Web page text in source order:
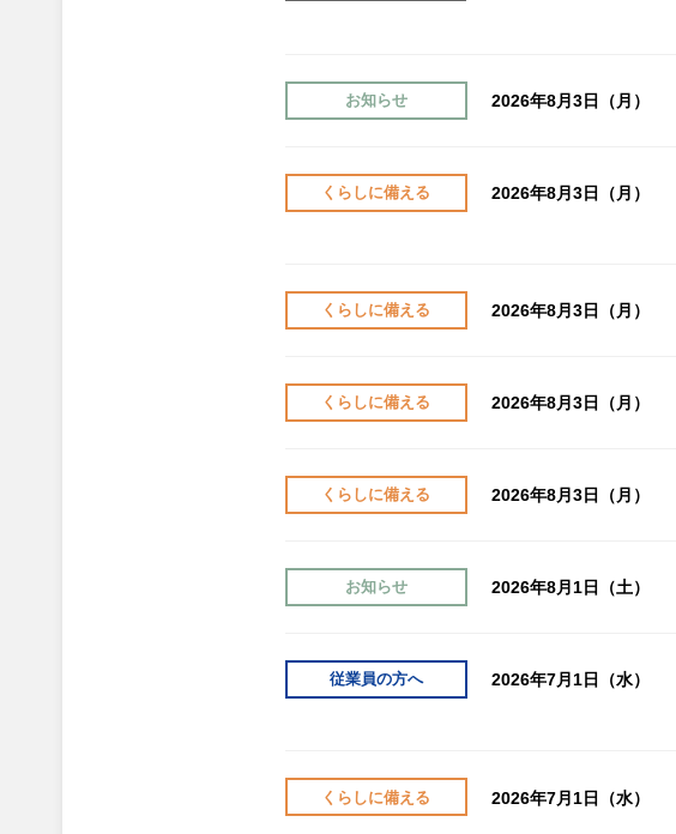
お知らせ 2026年8月3日（月）
くらしに備える 2026年8月3日（月）
くらしに備える 2026年8月3日（月）
くらしに備える 2026年8月3日（月）
くらしに備える 2026年8月3日（月）
お知らせ 2026年8月1日（土）
従業員の方へ 2026年7月1日（水）
くらしに備える 2026年7月1日（水）